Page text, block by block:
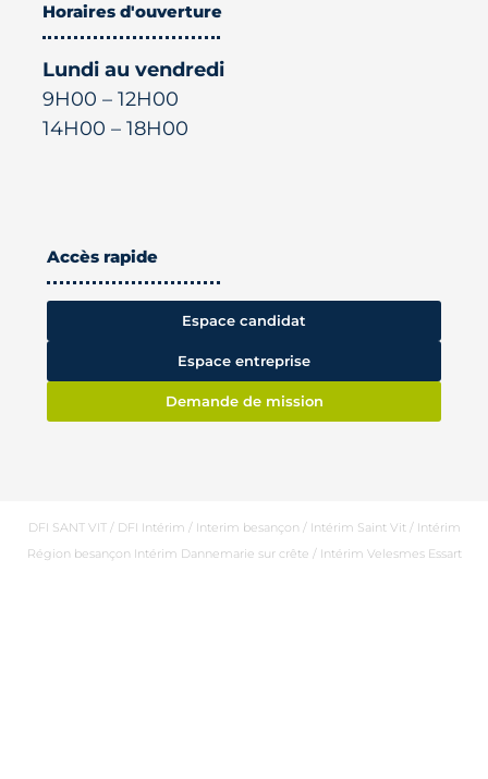
Horaires d'ouverture
Lundi au vendredi
9H00 – 12H00
14H00 – 18H00
Accès rapide
Espace candidat
Espace entreprise
Demande de mission
DFI SANT VIT / DFI Intérim / Interim besançon / Intérim Saint Vit / Intérim
Région besançon Intérim Dannemarie sur crête / Intérim Velesmes Essart